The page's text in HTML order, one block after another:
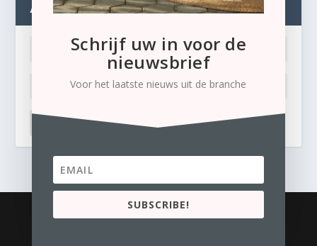
ADMIN
Ik ben mijn wachtwoord kwijt
Business Content Media
Schrijf uw in voor de
nieuwsbrief
Voor het laatste nieuws uit de branche
SUBSCRIBE!